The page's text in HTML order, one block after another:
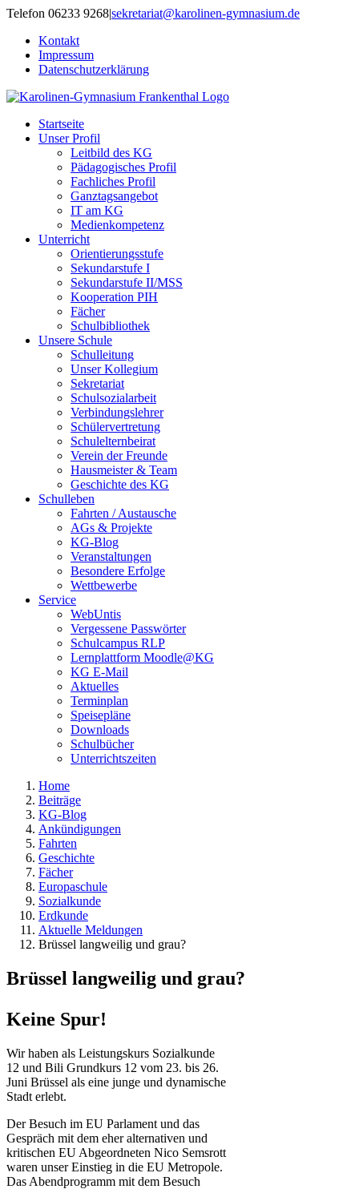
Zum
springen
Telefon 06233 9268|sekretariat@karolinen-gymnasium.de
Kontakt
Impressum
Datenschutzerklärung
Startseite
Unser Profil
Leitbild des KG
Pädagogisches Profil
Fachliches Profil
Ganztagsangebot
IT am KG
Medienkompetenz
Unterricht
Orientierungsstufe
Sekundarstufe I
Sekundarstufe II/MSS
Kooperation PIH
Fächer
Schulbibliothek
Unsere Schule
Schulleitung
Unser Kollegium
Sekretariat
Schulsozialarbeit
Verbindungslehrer
Schülervertretung
Schulelternbeirat
Verein der Freunde
Hausmeister & Team
Geschichte des KG
Schulleben
Fahrten / Austausche
AGs & Projekte
KG-Blog
Veranstaltungen
Besondere Erfolge
Wettbewerbe
Service
WebUntis
Vergessene Passwörter
Schulcampus RLP
Lernplattform Moodle@KG
KG E-Mail
Aktuelles
Terminplan
Speisepläne
Downloads
Schulbücher
Unterrichtszeiten
Home
Beiträge
KG-Blog
Ankündigungen
Fahrten
Geschichte
Fächer
Europaschule
Sozialkunde
Erdkunde
Aktuelle Meldungen
Brüssel langweilig und grau?
Brüssel langweilig und grau?
Keine Spur!
Wir haben als Leistungskurs Sozialkunde
12 und Bili Grundkurs 12 vom 23. bis 26.
Juni Brüssel als eine junge und dynamische
Stadt erlebt.
Der Besuch im EU Parlament und das
Gespräch mit dem eher alternativen und
kritischen EU Abgeordneten Nico Semsrott
waren unser Einstieg in die EU Metropole.
Das Abendprogramm mit dem Besuch